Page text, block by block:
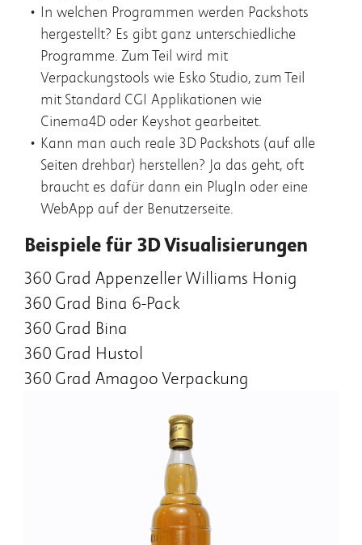
In welchen Programmen werden Packshots
hergestellt? Es gibt ganz unterschiedliche
Programme. Zum Teil wird mit
Verpackungstools wie Esko Studio, zum Teil
mit Standard CGI Applikationen wie
Cinema4D oder Keyshot gearbeitet.
Kann man auch reale 3D Packshots (auf alle
Seiten drehbar) herstellen? Ja das geht, oft
braucht es dafür dann ein PlugIn oder eine
WebApp auf der Benutzerseite.
Beispiele für 3D Visualisierungen
360 Grad Appenzeller Williams Honig
360 Grad Bina 6-Pack
360 Grad Bina
360 Grad Hustol
360 Grad Amagoo Verpackung